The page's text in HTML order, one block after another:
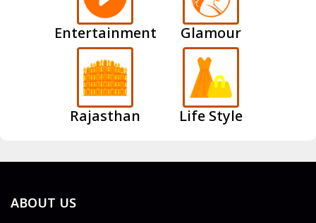
Entertainment Glamour
Rajasthan Life Style
ABOUT US